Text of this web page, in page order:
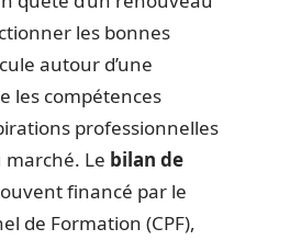
les bonnes
autour d’une
les compétences
professionnelles
marché. Le bilan de
financé par le
de Formation (CPF),